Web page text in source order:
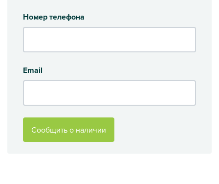
Номер телефона
Email
Сообщить о наличии